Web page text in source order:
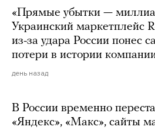
«Прямые убытки —
Украинский маркетплейс
из-за удара России понес
потери в истории
день назад
В России временно
«Яндекс», «Макс», сайты